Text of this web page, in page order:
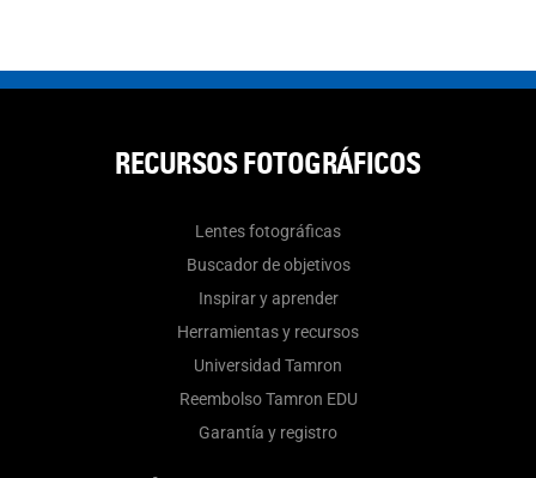
RECURSOS FOTOGRÁFICOS
Lentes fotográficas
Buscador de objetivos
Inspirar y aprender
Herramientas y recursos
Universidad Tamron
Reembolso Tamron EDU
Garantía y registro